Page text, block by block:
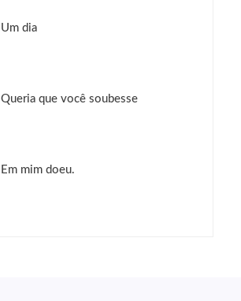
Um dia
Queria que você soubesse
Em mim doeu.